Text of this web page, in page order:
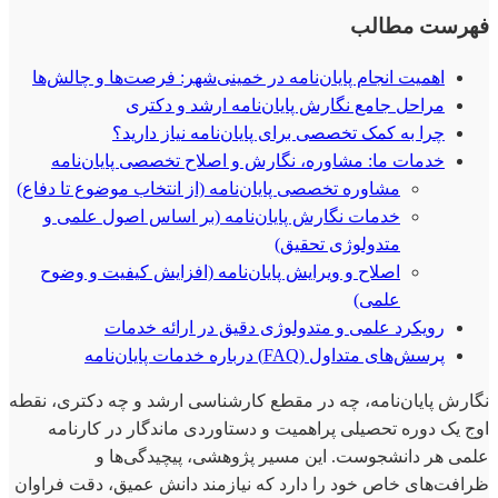
فهرست مطالب
اهمیت انجام پایان‌نامه در خمینی‌شهر: فرصت‌ها و چالش‌ها
مراحل جامع نگارش پایان‌نامه ارشد و دکتری
چرا به کمک تخصصی برای پایان‌نامه نیاز دارید؟
خدمات ما: مشاوره، نگارش و اصلاح تخصصی پایان‌نامه
مشاوره تخصصی پایان‌نامه (از انتخاب موضوع تا دفاع)
خدمات نگارش پایان‌نامه (بر اساس اصول علمی و
متدولوژی تحقیق)
اصلاح و ویرایش پایان‌نامه (افزایش کیفیت و وضوح
علمی)
رویکرد علمی و متدولوژی دقیق در ارائه خدمات
پرسش‌های متداول (FAQ) درباره خدمات پایان‌نامه
نگارش پایان‌نامه، چه در مقطع کارشناسی ارشد و چه دکتری، نقطه
اوج یک دوره تحصیلی پراهمیت و دستاوردی ماندگار در کارنامه
علمی هر دانشجوست. این مسیر پژوهشی، پیچیدگی‌ها و
ظرافت‌های خاص خود را دارد که نیازمند دانش عمیق، دقت فراوان